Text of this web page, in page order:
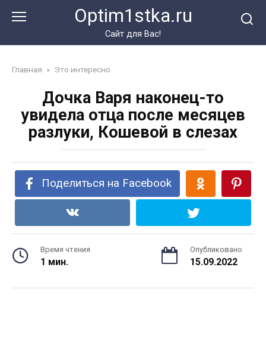
Optim1stka.ru
Сайт для Вас!
Главная » Это интересно
Дочка Варя наконец-то
увидела отца после месяцев
разлуки, Кошевой в слезах
Поделиться на Facebook
Время чтения
1 мин.
Опубликовано
15.09.2022